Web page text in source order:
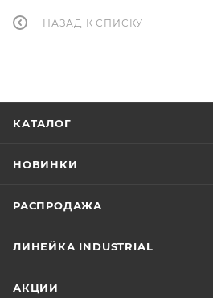
НАЗАД К СПИСКУ
КАТАЛОГ
НОВИНКИ
РАСПРОДАЖА
ЛИНЕЙКА INDUSTRIAL
АКЦИИ